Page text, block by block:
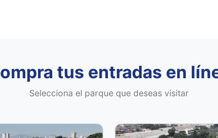
tus entradas en
Selecciona el parque que deseas visitar